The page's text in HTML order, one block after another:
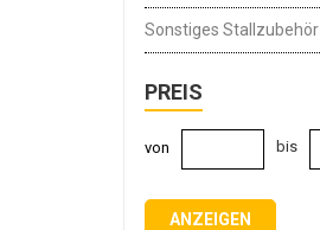
Sonstiges Stallzubehör
PREIS
von bis
ANZEIGEN